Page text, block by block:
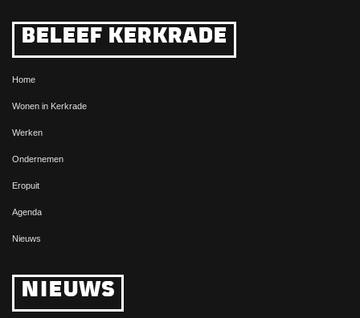
BELEEF KERKRADE
Home
Wonen in Kerkrade
Werken
Ondernemen
Eropuit
Agenda
Nieuws
NIEUWS